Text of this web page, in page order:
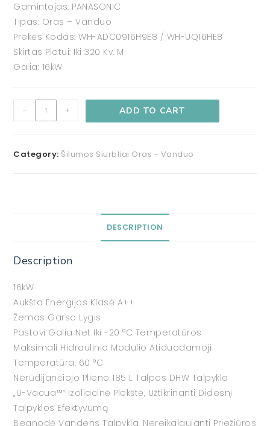
Gamintojas: PANASONIC
Tipas: Oras – Vanduo
Prekės Kodas: WH-ADC0916H9E8 / WH-UQ16HE8
Skirtas Plotui: Iki 320 Kv. M
Galia: 16kW
- + ADD TO CART
Category: Šilumos Siurbliai Oras - Vanduo
DESCRIPTION
Description
16kW
Aukšta Energijos Klasė A++
Žemas Garso Lygis
Pastovi Galia Net Iki -20 °C Temperatūros
Maksimali Hidraulinio Modulio Atiduodamoji
Temperatūra: 60 °C
Nerūdijančiojo Plieno 185 L Talpos DHW Talpykla
„U-Vacua™“ Izoliacinė Plokštė, Užtikrinanti Didesnį
Talpyklos Efektyvumą
Beanodė Vandens Talpykla, Nereikalaujanti Priežiūros